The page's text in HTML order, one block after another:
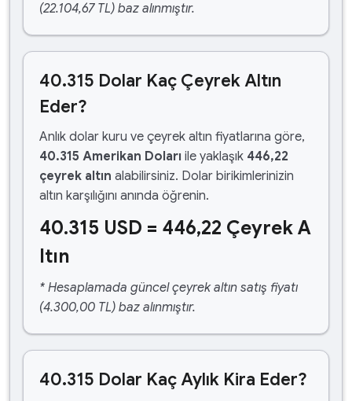
(22.104,67 TL) baz alınmıştır.
40.315 Dolar Kaç Çeyrek Altın
Eder?
Anlık dolar kuru ve çeyrek altın fiyatlarına göre,
40.315 Amerikan Doları ile yaklaşık 446,22
çeyrek altın alabilirsiniz. Dolar birikimlerinizin
altın karşılığını anında öğrenin.
40.315 USD = 446,22 Çeyrek A
ltın
* Hesaplamada güncel çeyrek altın satış fiyatı
(4.300,00 TL) baz alınmıştır.
40.315 Dolar Kaç Aylık Kira Eder?